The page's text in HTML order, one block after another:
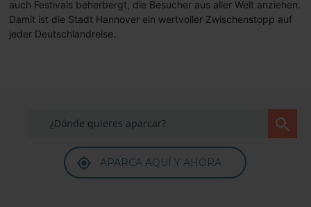
auch Festivals beherbergt, die Besucher aus aller Welt anziehen.
Damit ist die Stadt Hannover ein wertvoller Zwischenstopp auf
jeder Deutschlandreise.
APARCA AQUÍ Y AHORA